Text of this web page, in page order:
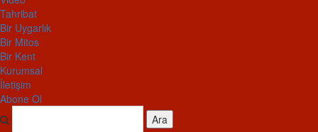
Tahribat
Bir Uygarlık
Bir Mitos
Bir Kent
Kurumsal
İletişim
Abone Ol
Ara